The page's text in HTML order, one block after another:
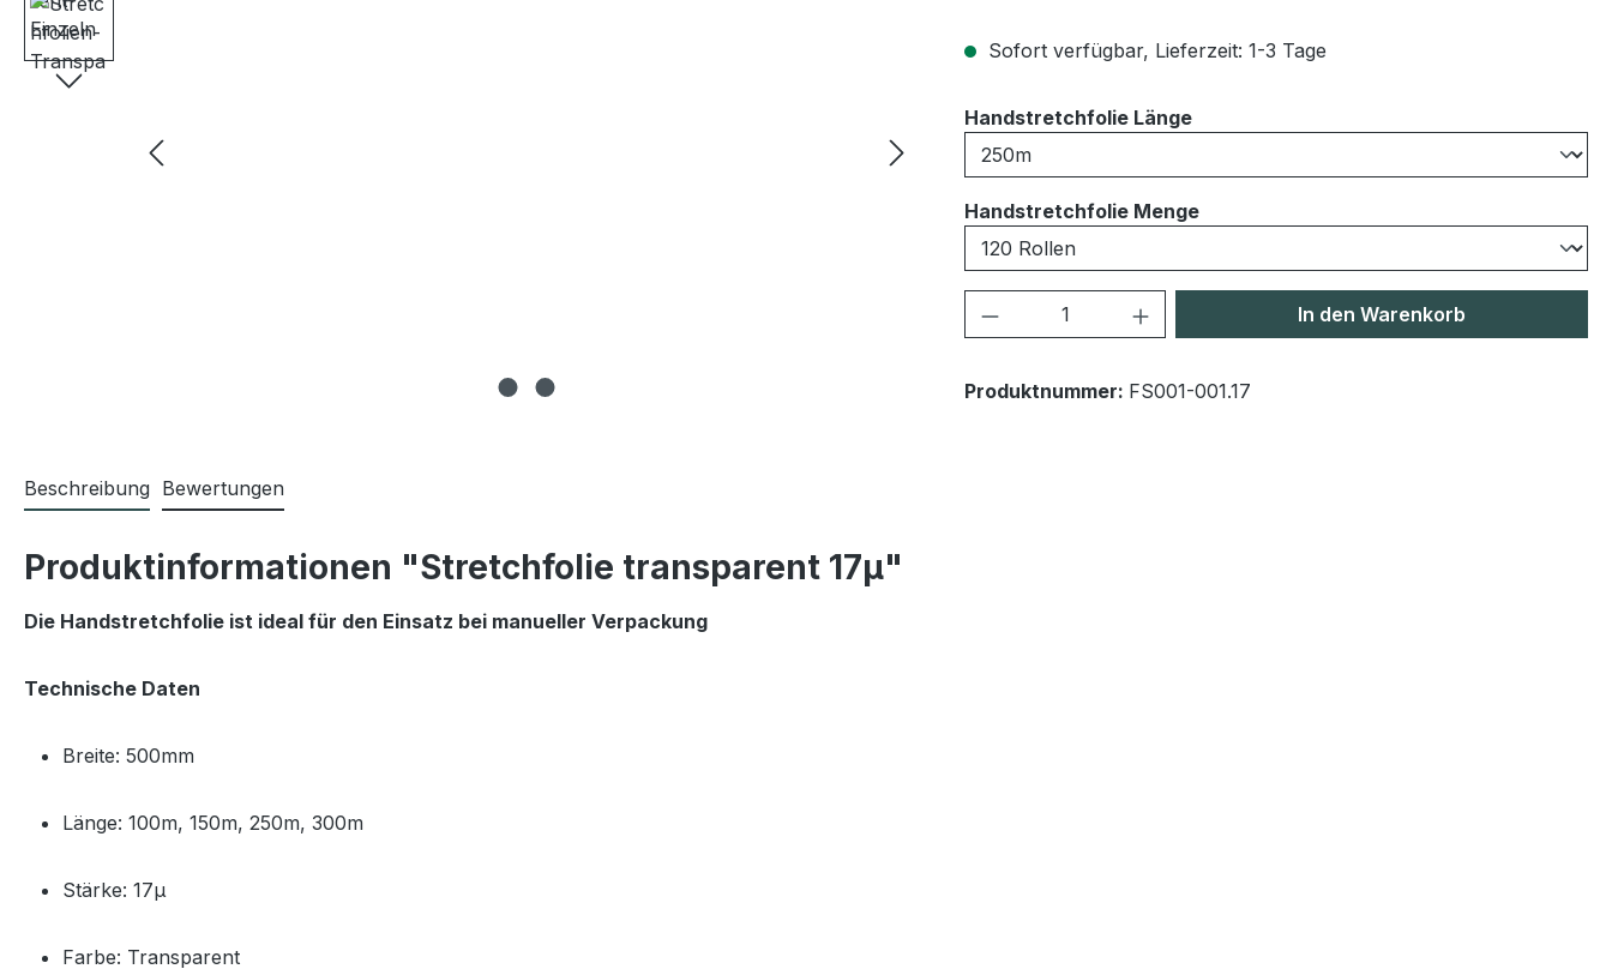
Sofort verfügbar, Lieferzeit: 1-3 Tage
Handstretchfolie Längeauswählen
Handstretchfolie Mengeauswählen
Produkt Anzahl: Gib den gewünschten Wert
In den Warenkorb
Produktnummer: FS001-001.17
Beschreibung Bewertungen
Produktinformationen "Stretchfolie transparent 17µ"
Die Handstretchfolie ist ideal für den Einsatz bei manueller Verpackung
Technische Daten
Breite: 500mm
Länge: 100m, 150m, 250m, 300m
Stärke: 17µ
Farbe: Transparent